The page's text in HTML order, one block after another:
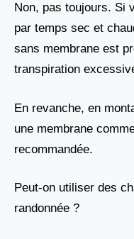
Non, pas toujours. Si
par temps sec et
sans membrane est
transpiration
En revanche, en
une membrane
recommandée.
Peut-on utiliser des
randonnée ?